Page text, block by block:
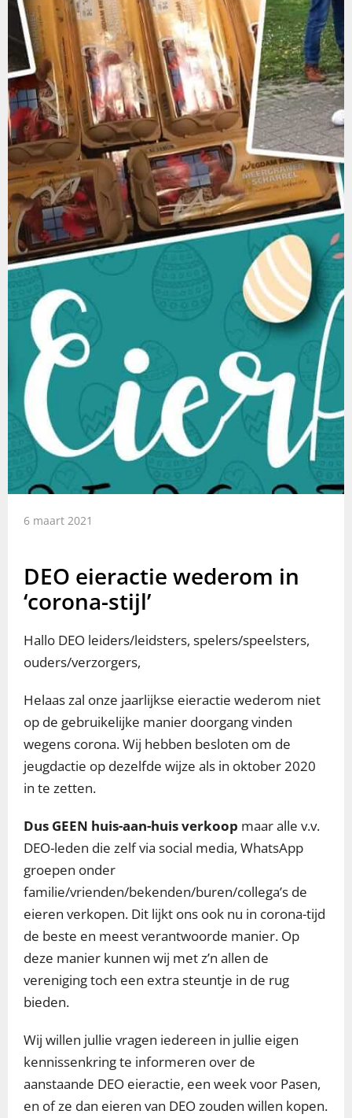
6 maart 2021
DEO eieractie wederom in
‘corona-stijl’
Hallo DEO leiders/leidsters, spelers/speelsters,
ouders/verzorgers,
Helaas zal onze jaarlijkse eieractie wederom niet
op de gebruikelijke manier doorgang vinden
wegens corona. Wij hebben besloten om de
jeugdactie op dezelfde wijze als in oktober 2020
in te zetten.
Dus GEEN huis-aan-huis verkoop maar alle v.v.
DEO-leden die zelf via social media, WhatsApp
groepen onder
familie/vrienden/bekenden/buren/collega’s de
eieren verkopen. Dit lijkt ons ook nu in corona-tijd
de beste en meest verantwoorde manier. Op
deze manier kunnen wij met z’n allen de
vereniging toch een extra steuntje in de rug
bieden.
Wij willen jullie vragen iedereen in jullie eigen
kennissenkring te informeren over de
aanstaande DEO eieractie, een week voor Pasen,
en of ze dan eieren van DEO zouden willen kopen.